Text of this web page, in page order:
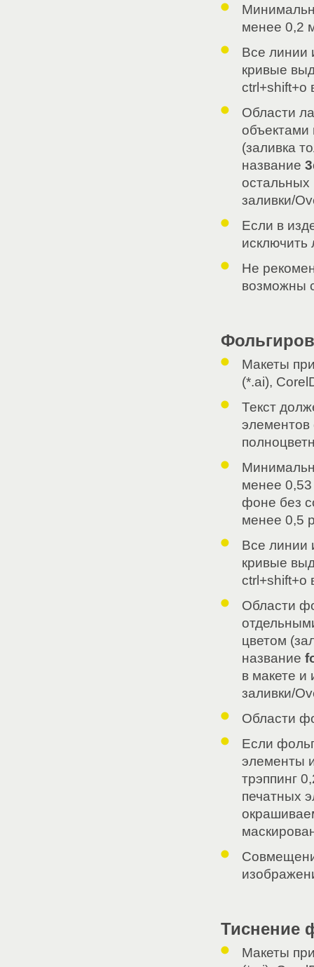
менее 0,2
Все линии
кривые
ctrl+shift+o
Области
(заливка
название 3
остальных
заливки/
Если в
исключить
Не
возможны
Макеты
(*.ai),
Текст
менее
фоне без
менее 0,5
Все линии
кривые
ctrl+shift+o
Области
цветом
название
в макете и
заливки/
Области
Если
элементы
трэппинг
печатных
Тиснение
Макеты